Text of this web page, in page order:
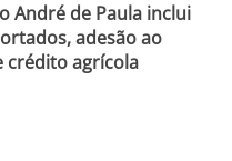
André de Paula inclui
adesão ao
crédito agrícola